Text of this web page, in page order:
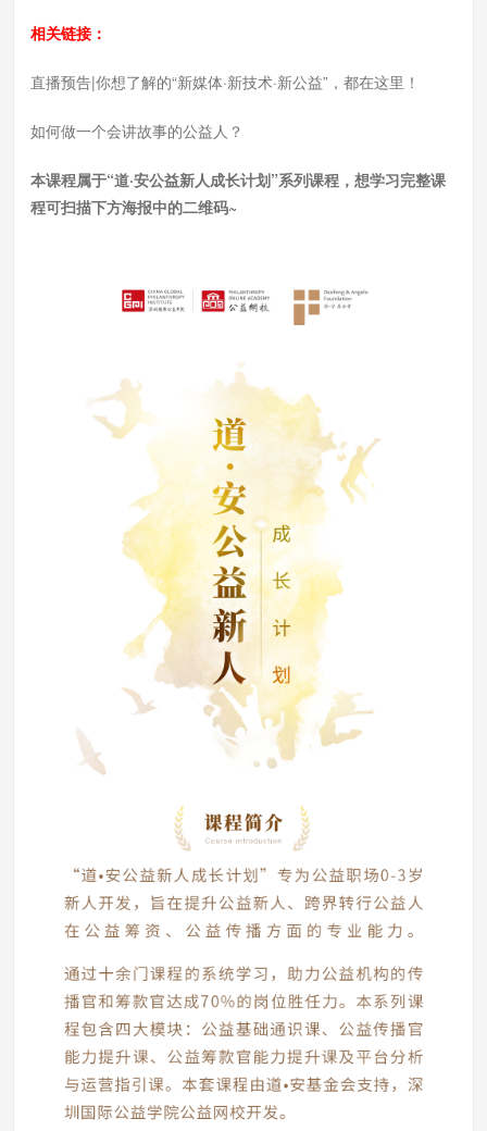
相关链接：
直播预告|你想了解的“新媒体·新技术·新公益”，都在这里！
如何做一个会讲故事的公益人？
本课程属于“道·安公益新人成长计划”系列课程，想学习完整课
程可扫描下方海报中的二维码~